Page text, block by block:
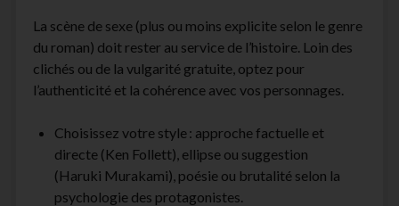
La scène de sexe (plus ou moins explicite selon le genre
du roman) doit rester au service de l’histoire. Loin des
clichés ou de la vulgarité gratuite, optez pour
l’authenticité et la cohérence avec vos personnages.
Choisissez votre style : approche factuelle et
directe (Ken Follett), ellipse ou suggestion
(Haruki Murakami), poésie ou brutalité selon la
psychologie des protagonistes.